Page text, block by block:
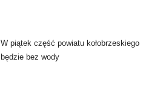
W piątek część powiatu kołobrzeskiego
będzie bez wody